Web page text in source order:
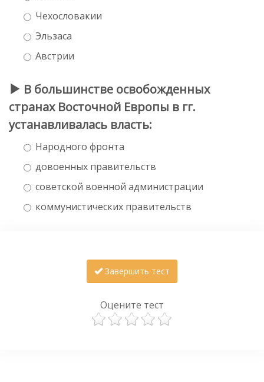
Чехословакии
Эльзаса
Австрии
В большинстве освобожденных
странах Восточной Европы в гг.
устанавливалась власть:
Народного фронта
довоенных правительств
советской военной администрации
коммунистических правительств
Завершить тест
Оцените тест